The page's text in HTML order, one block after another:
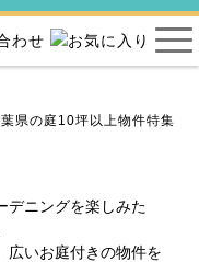
県の庭10坪以上物件特集
デニングを楽しみた
広いお庭付きの物件を